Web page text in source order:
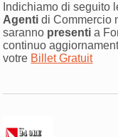
Indichiamo di seguito
Agenti di Commercio
saranno presenti a
continuo
votre Billet Gratuit